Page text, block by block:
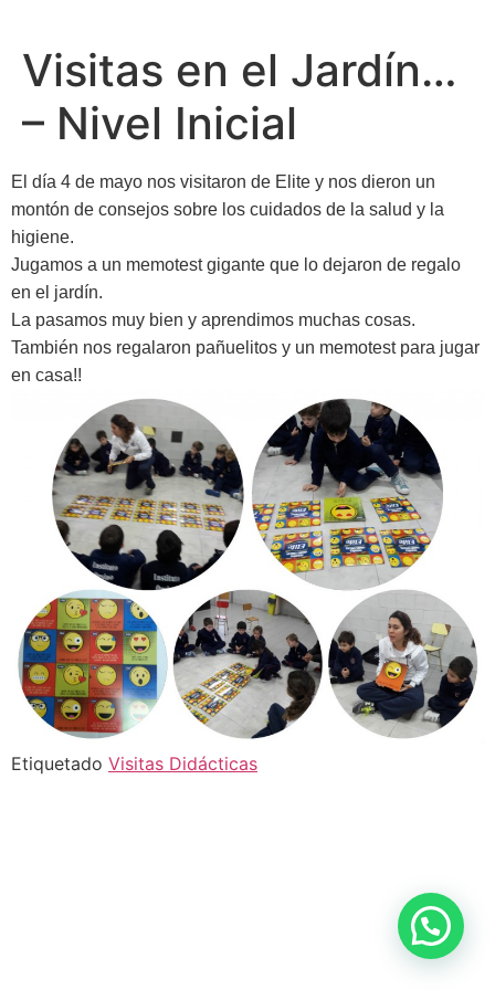
Visitas en el Jardín…
– Nivel Inicial
El día 4 de mayo nos visitaron de Elite y nos dieron un
montón de consejos sobre los cuidados de la salud y la
higiene.
Jugamos a un memotest gigante que lo dejaron de regalo
en el jardín.
La pasamos muy bien y aprendimos muchas cosas.
También nos regalaron pañuelitos y un memotest para jugar
en casa!!
Etiquetado Visitas Didácticas